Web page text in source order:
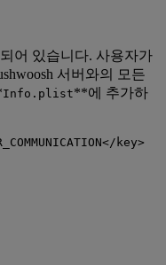
어 있습니다. 사용자가
서버와의 모든
Info.plist**에 추가하
</ key>